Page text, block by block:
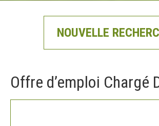
NOUVELLE
Offre d’emploi Chargé